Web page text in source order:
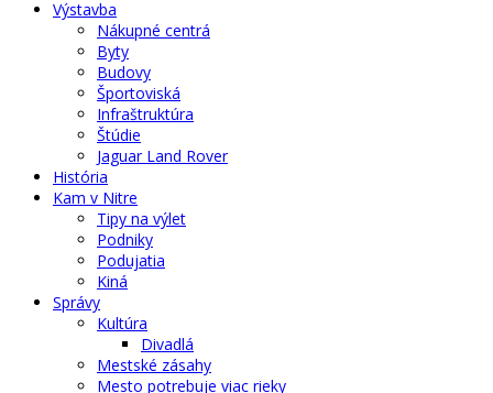
Výstavba
Nákupné centrá
Byty
Budovy
Športoviská
Infraštruktúra
Štúdie
Jaguar Land Rover
História
Kam v Nitre
Tipy na výlet
Podniky
Podujatia
Kiná
Správy
Kultúra
Divadlá
Mestské zásahy
Mesto potrebuje viac rieky